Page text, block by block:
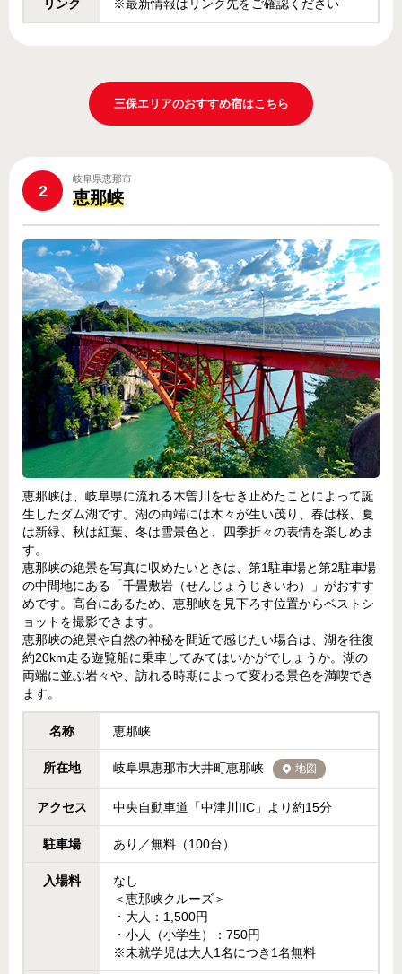
リンク ※最新情報はリンク先をご確認ください
三保エリアのおすすめ宿はこちら
2
岐阜県恵那市
恵那峡
恵那峡は、岐阜県に流れる木曽川をせき止めたことによって誕
生したダム湖です。湖の両端には木々が生い茂り、春は桜、夏
は新緑、秋は紅葉、冬は雪景色と、四季折々の表情を楽しめま
す。
恵那峡の絶景を写真に収めたいときは、第1駐車場と第2駐車場
の中間地にある「千畳敷岩（せんじょうじきいわ）」がおすす
めです。高台にあるため、恵那峡を見下ろす位置からベストシ
ョットを撮影できます。
恵那峡の絶景や自然の神秘を間近で感じたい場合は、湖を往復
約20km走る遊覧船に乗車してみてはいかがでしょうか。湖の
両端に並ぶ岩々や、訪れる時期によって変わる景色を満喫でき
ます。
名称 恵那峡
所在地 岐阜県恵那市大井町恵那峡 地図
アクセス 中央自動車道「中津川IIC」より約15分
駐車場 あり／無料（100台）
入場料
なし
＜恵那峡クルーズ＞
・大人：1,500円
・小人（小学生）：750円
※未就学児は大人1名につき1名無料